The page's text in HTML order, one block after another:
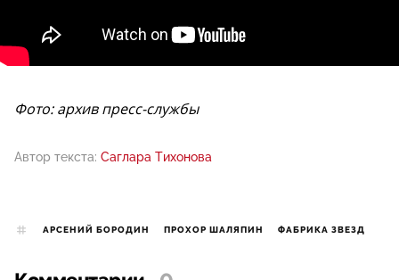
Фото: архив пресс-службы
Автор текста: Саглара Тихонова
АРСЕНИЙ БОРОДИН ПРОХОР ШАЛЯПИН ФАБРИКА ЗВЕЗД